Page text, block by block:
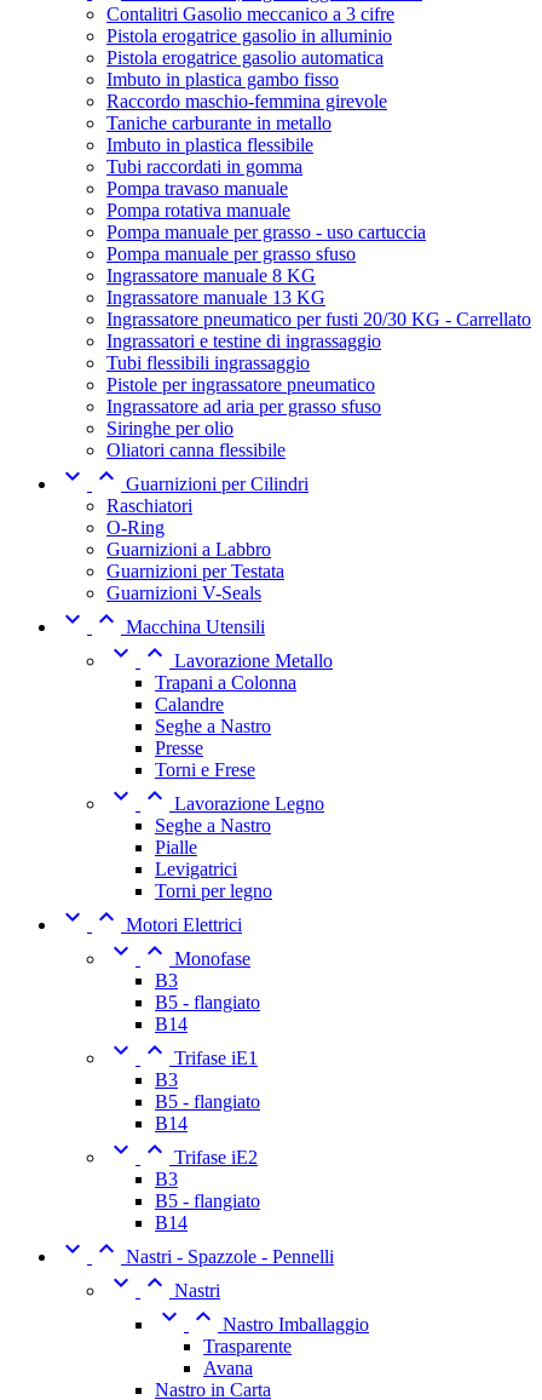
Contalitri Gasolio meccanico a 3 cifre
Pistola erogatrice gasolio in alluminio
Pistola erogatrice gasolio automatica
Imbuto in plastica gambo fisso
Raccordo maschio-femmina girevole
Taniche carburante in metallo
Imbuto in plastica flessibile
Tubi raccordati in gomma
Pompa travaso manuale
Pompa rotativa manuale
Pompa manuale per grasso - uso cartuccia
Pompa manuale per grasso sfuso
Ingrassatore manuale 8 KG
Ingrassatore manuale 13 KG
Ingrassatore pneumatico per fusti 20/30 KG - Carrellato
Ingrassatori e testine di ingrassaggio
Tubi flessibili ingrassaggio
Pistole per ingrassatore pneumatico
Ingrassatore ad aria per grasso sfuso
Siringhe per olio
Oliatori canna flessibile
  Guarnizioni per Cilindri
Raschiatori
O-Ring
Guarnizioni a Labbro
Guarnizioni per Testata
Guarnizioni V-Seals
  Macchina Utensili
  Lavorazione Metallo
Trapani a Colonna
Calandre
Seghe a Nastro
Presse
Torni e Frese
  Lavorazione Legno
Seghe a Nastro
Pialle
Levigatrici
Torni per legno
  Motori Elettrici
  Monofase
B3
B5 - flangiato
B14
  Trifase iE1
B3
B5 - flangiato
B14
  Trifase iE2
B3
B5 - flangiato
B14
  Nastri - Spazzole - Pennelli
  Nastri
  Nastro Imballaggio
Trasparente
Avana
Nastro in Carta